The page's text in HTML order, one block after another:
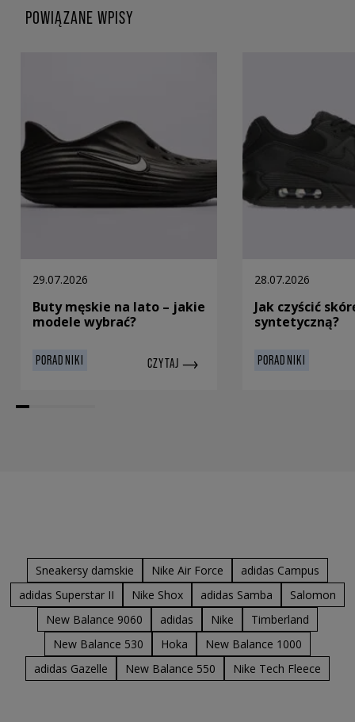
POWIĄZANE WPISY
29.07.2026
Buty męskie na lato – jakie
modele wybrać?
PORADNIKI CZYTAJ
28.07.2026
Jak czyścić
syntetyczną?
PORADNIKI
Sneakersy damskie Nike Air Force
adidas Campus
adidas Superstar II
Nike Shox adidas Samba
Salomon
New Balance 9060
adidas Nike
Timberland
New Balance 530
Hoka
New Balance 1000
adidas Gazelle
New Balance 550 Nike Tech Fleece